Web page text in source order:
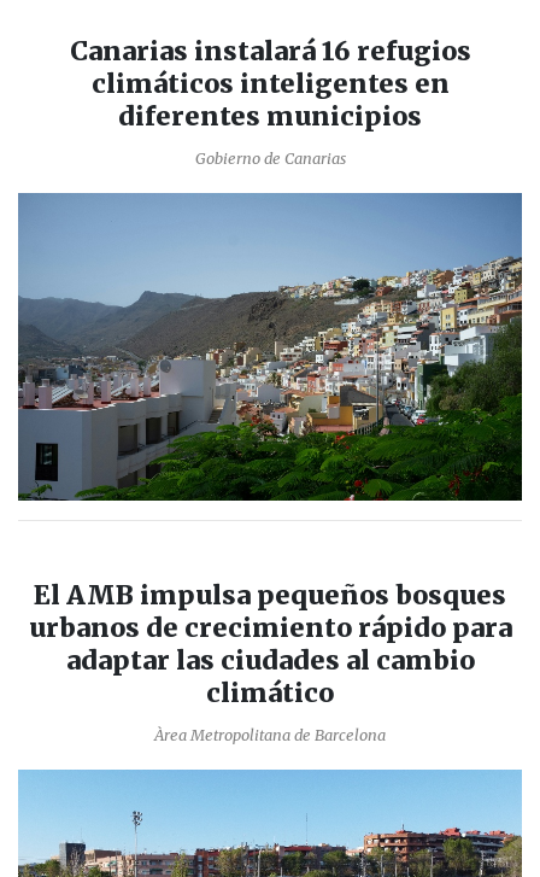
Canarias instalará 16 refugios
climáticos inteligentes en
diferentes municipios
Gobierno de Canarias
El AMB impulsa pequeños bosques
urbanos de crecimiento rápido para
adaptar las ciudades al cambio
climático
Àrea Metropolitana de Barcelona